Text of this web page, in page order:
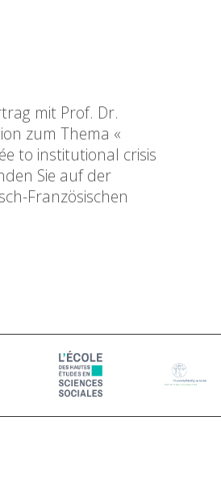
mit Prof. Dr.
zum Thema «
to institutional crisis
Sie auf der
Französischen